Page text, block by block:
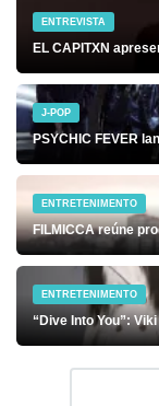
ENTREVISTA
EL CAPITXN
J-POP
PSYCHIC FEVER
ENTRETENIMENTO
FILMICCA reúne
ENTRETENIMENTO
“Dive Into You”: